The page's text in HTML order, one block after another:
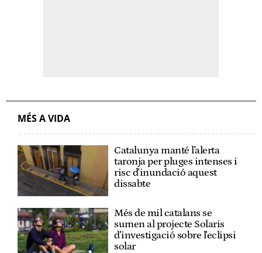
MÉS A VIDA
Catalunya manté l'alerta
taronja per pluges intenses i
risc d'inundació aquest
dissabte
Més de mil catalans se
sumen al projecte Solaris
d'investigació sobre l'eclipsi
solar